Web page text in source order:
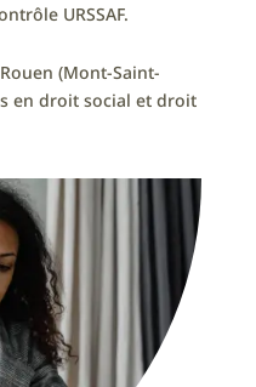
URSSAF.
(Mont-Saint-
en droit social et droit